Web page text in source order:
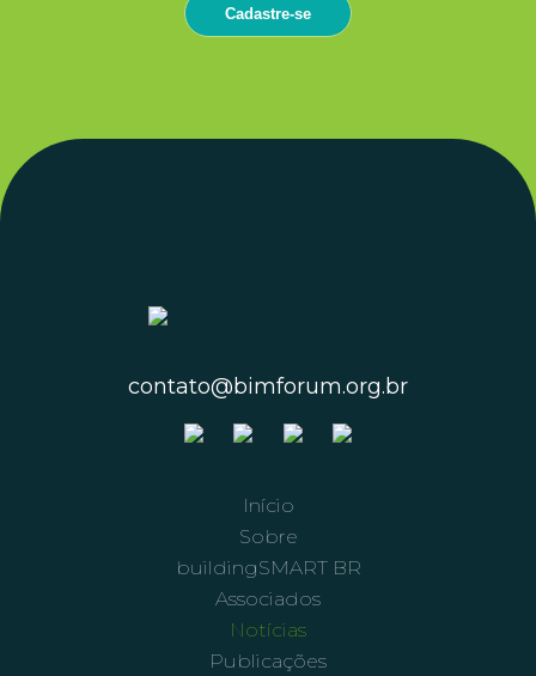
contato@bimforum.org.br
Início
Sobre
buildingSMART BR
Associados
Notícias
Publicações